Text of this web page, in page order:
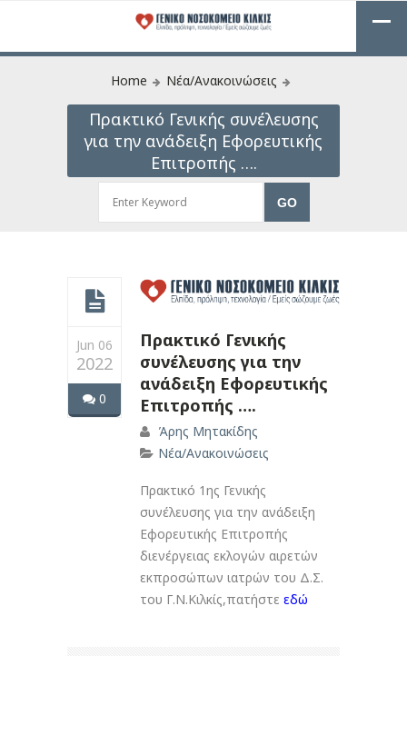
Home Νέα/Ανακοινώσεις
Πρακτικό Γενικής συνέλευσης
για την ανάδειξη Εφορευτικής
Επιτροπής ….
Jun 06
2022
0
Πρακτικό Γενικής
συνέλευσης για την
ανάδειξη Εφορευτικής
Επιτροπής ….
Άρης Μητακίδης
Νέα/Ανακοινώσεις
Πρακτικό 1ης Γενικής
συνέλευσης για την ανάδειξη
Εφορευτικής Επιτροπής
διενέργειας εκλογών αιρετών
εκπροσώπων ιατρών του Δ.Σ.
του Γ.Ν.Κιλκίς,πατήστε εδώ